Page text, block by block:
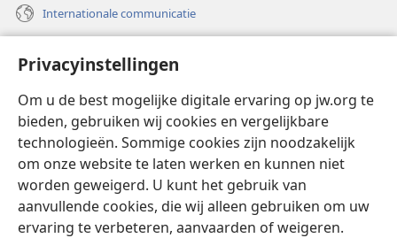
Privacyinstellingen
Om u de best mogelijke digitale ervaring op jw.org te
bieden, gebruiken wij cookies en vergelijkbare
technologieën. Sommige cookies zijn noodzakelijk
om onze website te laten werken en kunnen niet
worden geweigerd. U kunt het gebruik van
aanvullende cookies, die wij alleen gebruiken om uw
ervaring te verbeteren, aanvaarden of weigeren.
Internationale communicatie
(opent
nieuw
venster)Watchtower ONLINE LIBRARY™
(opent
nieuw
venster)JW Hub
(opent
nieuw
venster)JW Library ®